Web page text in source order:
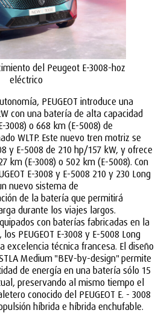
del Peugeot E-3008-hoz
eléctrico
PEUGEOT introduce una
con una batería de alta capacidad
o 668 km (E-5008) de
WLTP. Este nuevo tren motriz se
y E-5008 de 210 hp/157 kW, y ofrece
km (E-3008) o 502 km (E-5008). Con
E-3008 y E-5008 210 y 230 Long
nuevo sistema de
de la batería que permitirá
durante los viajes largos.
con baterías fabricadas en la
PEUGEOT E-3008 y E-5008 Long
excelencia técnica francesa. El diseño
Medium "BEV-by-design" permite
de energía en una batería sólo 15
preservando al mismo tiempo el
conocido del PEUGEOT E. - 3008
híbrida e híbrida enchufable.